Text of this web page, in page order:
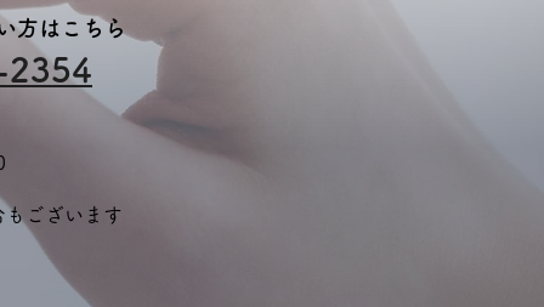
団前橋校】4/6授業報
方はこちら
ございます